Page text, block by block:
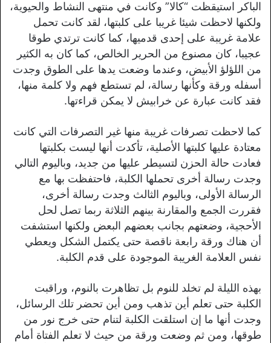
الباكر استيقظت “كالا” وكانت في منتهى النشاط والحيوية،
ولكنها لاحظت شيئا غريبا على كلبتها، لقد كانت تحمل
علامة غريبة على إحدى قدميها، كما كانت ترتدي طوقا
عجيبا، كان مصنوع من الحرير الخالص، كما كان به الكثير
من اللؤلؤ الأبيض، وعندما وضعت يدها على الطوق وجدت
أسفله ورقة وكأنها رسالة، لم تستطع فهم ولا كلمة منها،
فقد كانت عبارة عن خرابيش لا يمكن قراءتها.
كما لاحظت تصرفات غريبة منها غير التصرفات التي كانت
معتادة عليها كلبتها الأصلية، تأكدت أنها ليست بكلبتها
فعادت حالة الحزن لتسيطر عليها من جديد، وباليوم التالي
وجدت رسالة أخرى تحملها الكلبة، فاحتفظت بها مع
الرسالة الأولى، وباليوم الثالث وجدت رسالة أخرى،
فقررت الجمع والمقارنة بينهم الثلاثة ربما تصل لحل
الأحجية، وضعتهم بجانب بعضهم البعض ولكنها استشفت
أن هناك ورقة رابعة ناقصة حتى يكتمل الشكل ويعطي
نفس العلامة الغريبة الموجودة على قدم الكلبة.
بهذه الليلة لم تخلد للنوم بل تظاهرت بالنوم، وراقبت
الكلبة حتى تعلم أين تذهب ومن أين تحضر تلك الرسائل،
وجدت أنها ما إن استلقت الكلبة لتنام حتى خرج نور من
طوقها، ومن ثم وضعت ورقة من حيث لا تعلم الفتاة أمام